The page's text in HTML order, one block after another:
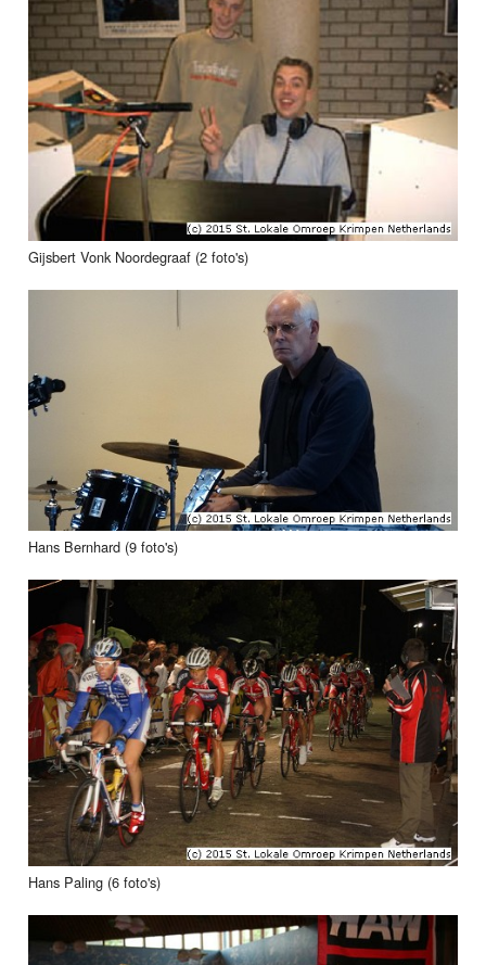
Gijsbert Vonk Noordegraaf (2 foto's)
Hans Bernhard (9 foto's)
Hans Paling (6 foto's)